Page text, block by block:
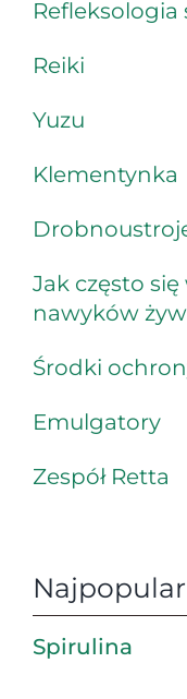
Refleksologia
Reiki
Yuzu
Klementynka
Jak często
nawyków
Środki
Emulgatory
Zespół Retta
Spirulina